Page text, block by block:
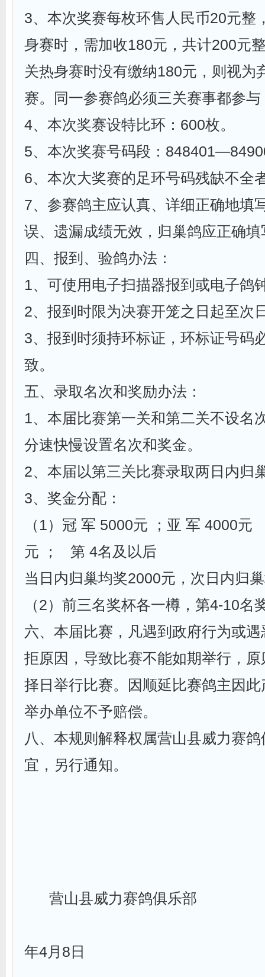
3、本次奖赛每枚环售人民币20元整
身赛时，需加收180元，共计200元
关热身赛时没有缴纳180元，则视为
赛。同一参赛鸽必须三关赛事都参
4、本次奖赛设特比环：600枚。
5、本次奖赛号码段：
6、本次大奖赛的足环号码残缺不全
7、参赛鸽主应认真、详细正确地填
误、遗漏成绩无效，归巢鸽应正确
四、报到、验鸽办法：
1、可使用电子扫描器报到或电子鸽
2、报到时限为决赛开笼之日起至次
3、报到时须持环标证，环标证号码
致。
五、录取名次和奖励办法：
1、本届比赛第一关和第二关不设名
分速快慢设置名次和奖金。
2、本届以第三关比赛录取两日内归
3、奖金分配：
（1）冠 军 5000元 ；亚 军 4000元
元 ； 第 4名及以后
当日内归巢均奖2000元，次日内归
（2）前三名奖杯各一樽，第4-10名
六、本届比赛，凡遇到政府行为或
拒原因，导致比赛不能如期举行，
择日举行比赛。因顺延比赛鸽主因
举办单位不予赔偿。
八、本规则解释权属营山县威力赛
宜，另行通知。
营山县威力赛鸽俱乐部
年4月8日